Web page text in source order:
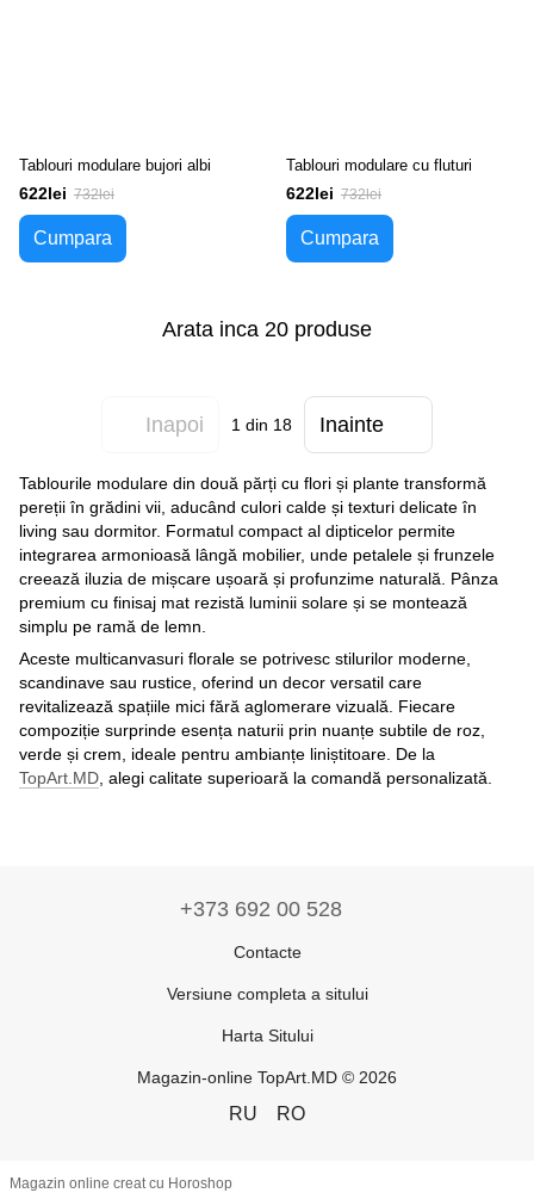
Tablouri modulare bujori albi
622lei 732lei
Cumpara
Tablouri modulare cu fluturi
622lei 732lei
Cumpara
Arata inca 20 produse
Inapoi 1 din 18 Inainte
Tablourile modulare din două părți cu flori și plante transformă
pereții în grădini vii, aducând culori calde și texturi delicate în
living sau dormitor. Formatul compact al dipticelor permite
integrarea armonioasă lângă mobilier, unde petalele și frunzele
creează iluzia de mișcare ușoară și profunzime naturală. Pânza
premium cu finisaj mat rezistă luminii solare și se montează
simplu pe ramă de lemn.
Aceste multicanvasuri florale se potrivesc stilurilor moderne,
scandinave sau rustice, oferind un decor versatil care
revitalizează spațiile mici fără aglomerare vizuală. Fiecare
compoziție surprinde esența naturii prin nuanțe subtile de roz,
verde și crem, ideale pentru ambianțe liniștitoare. De la
TopArt.MD , alegi calitate superioară la comandă personalizată.
+373 692 00 528
Contacte
Versiune completa a sitului
Harta Sitului
Magazin-online TopArt.MD © 2026
RU RO
Magazin online creat cu Horoshop